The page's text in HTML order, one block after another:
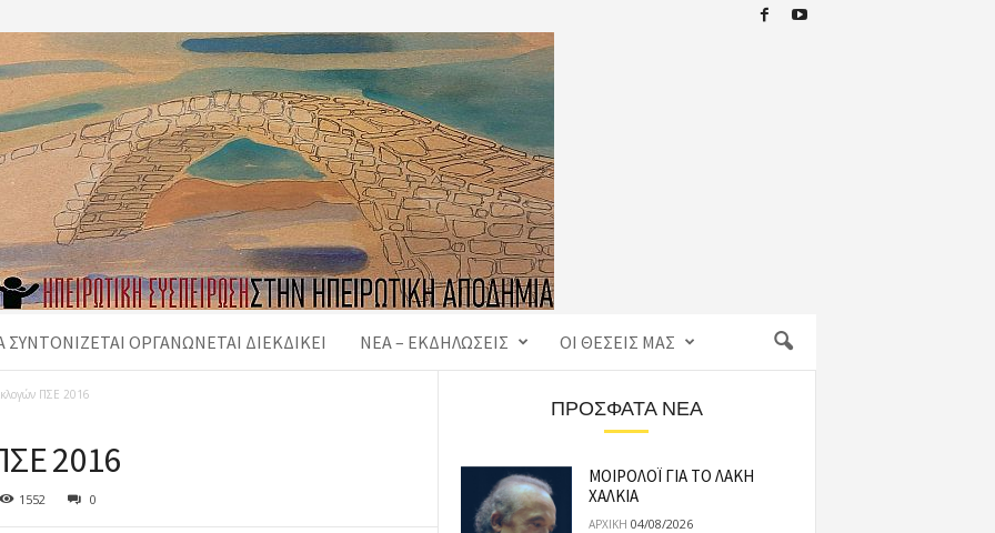
ΟΡΓΑΝΩΝΕΤΑΙ ΔΙΕΚΔΙΚΕΙ ΝΈΑ – ΕΚΔΗΛΏΣΕΙΣ ΟΙ ΘΈΣΕΙΣ ΜΑΣ
ΠΣΕ 2016
2016
1552 0
ΠΡΌΣΦΑΤΑ ΝΈΑ
ΜΟΙΡΟΛΟΪ ΓΙΑ ΤΟ ΛΑΚΗ
ΧΑΛΚΙΑ
ΑΡΧΙΚΉ 04/08/2026